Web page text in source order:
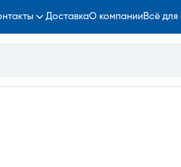
ДоставкаО компанииВсё для